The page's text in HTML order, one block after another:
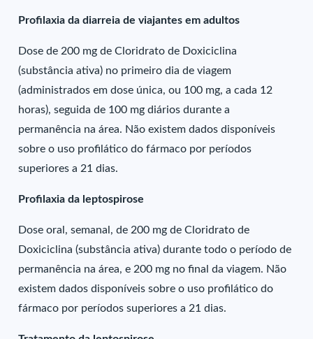
Profilaxia da diarreia de viajantes em adultos
Dose de 200 mg de Cloridrato de Doxiciclina
(substância ativa) no primeiro dia de viagem
(administrados em dose única, ou 100 mg, a cada 12
horas), seguida de 100 mg diários durante a
permanência na área. Não existem dados disponíveis
sobre o uso profilático do fármaco por períodos
superiores a 21 dias.
Profilaxia da leptospirose
Dose oral, semanal, de 200 mg de Cloridrato de
Doxiciclina (substância ativa) durante todo o período de
permanência na área, e 200 mg no final da viagem. Não
existem dados disponíveis sobre o uso profilático do
fármaco por períodos superiores a 21 dias.